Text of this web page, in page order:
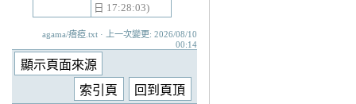
日 17:28:03)
agama/瘖瘂.txt · 上一次變更: 2026/08/10
00:14